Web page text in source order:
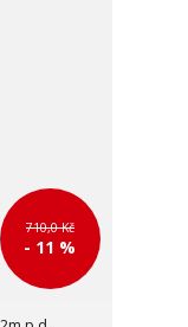
710,0 Kč
- 11 %